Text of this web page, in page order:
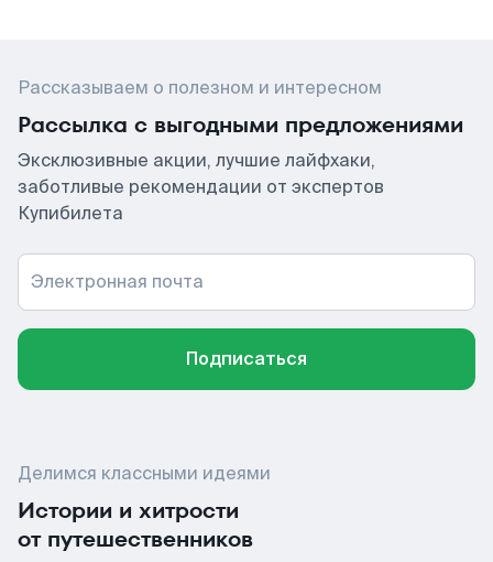
Рассказываем о полезном и интересном
Рассылка с выгодными предложениями
Эксклюзивные акции, лучшие лайфхаки,
заботливые рекомендации от экспертов
Купибилета
Электронная почта
Подписаться
Делимся классными идеями
Истории и хитрости
от путешественников